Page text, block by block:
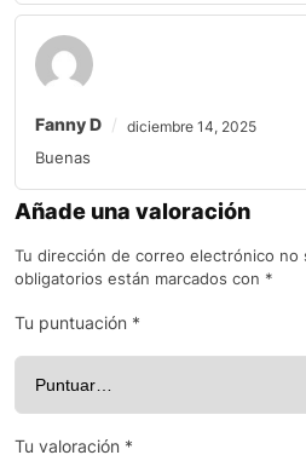
Fanny D diciembre 14, 2025
Buenas
Añade una valoración
Tu dirección de correo electrónico no
obligatorios están marcados con *
Tu puntuación *
Tu valoración *